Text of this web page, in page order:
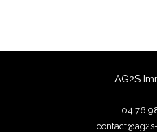
AG2S
04 76